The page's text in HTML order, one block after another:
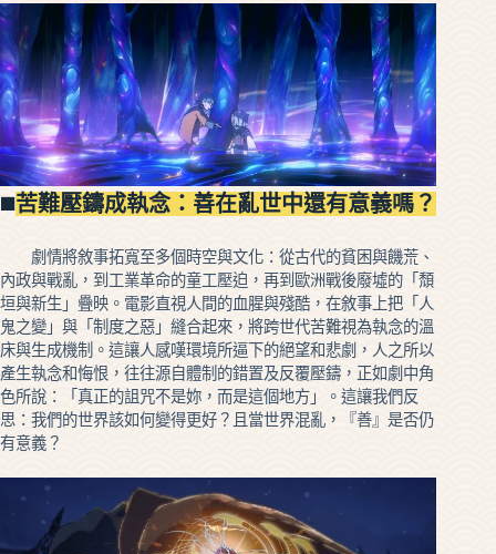
◼️苦難壓鑄成執念：善在亂世中還有意義嗎？
劇情將敘事拓寬至多個時空與文化：從古代的貧困與饑荒、
內政與戰亂，到工業革命的童工壓迫，再到歐洲戰後廢墟的「頹
垣與新生」疊映。電影直視人間的血腥與殘酷，在敘事上把「人
鬼之變」與「制度之惡」縫合起來，將跨世代苦難視為執念的溫
床與生成機制。這讓人感嘆環境所逼下的絕望和悲劇，人之所以
產生執念和悔恨，往往源自體制的錯置及反覆壓鑄，正如劇中角
色所說：「真正的詛咒不是妳，而是這個地方」。這讓我們反
思：我們的世界該如何變得更好？且當世界混亂，『善』是否仍
有意義？